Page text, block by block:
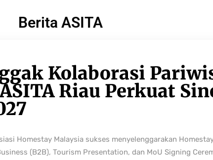
Berita ASITA
Kolaborasi
Riau Perkuat
Homestay Malaysia sukses menyelenggarakan
(B2B), Tourism Presentation, dan MoU Signing